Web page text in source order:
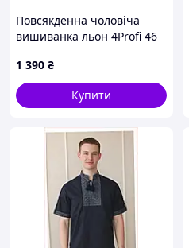
Повсякденна чоловіча
вишиванка льон 4Profi 46
1 390 ₴
Купити